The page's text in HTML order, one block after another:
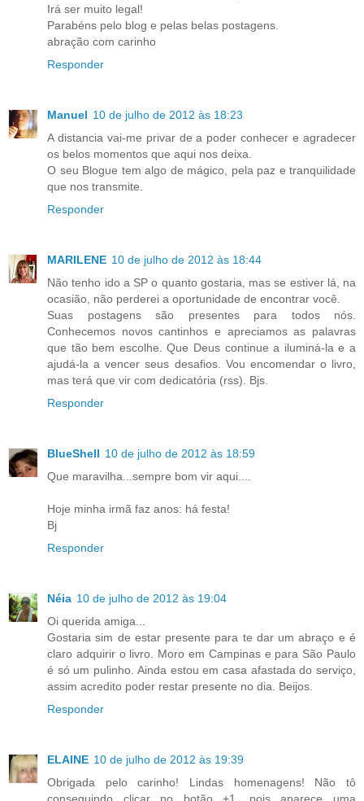
Irá ser muito legal!
Parabéns pelo blog e pelas belas postagens.
abração com carinho
Responder
Manuel 10 de julho de 2012 às 18:23
A distancia vai-me privar de a poder conhecer e agradecer
os belos momentos que aqui nos deixa.
O seu Blogue tem algo de mágico, pela paz e tranquilidade
que nos transmite.
Responder
MARILENE 10 de julho de 2012 às 18:44
Não tenho ido a SP o quanto gostaria, mas se estiver lá, na
ocasião, não perderei a oportunidade de encontrar você.
Suas postagens são presentes para todos nós.
Conhecemos novos cantinhos e apreciamos as palavras
que tão bem escolhe. Que Deus continue a iluminá-la e a
ajudá-la a vencer seus desafios. Vou encomendar o livro,
mas terá que vir com dedicatória (rss). Bjs.
Responder
BlueShell 10 de julho de 2012 às 18:59
Que maravilha...sempre bom vir aqui....
Hoje minha irmã faz anos: há festa!
Bj
Responder
Néia 10 de julho de 2012 às 19:04
Oi querida amiga...
Gostaria sim de estar presente para te dar um abraço e é
claro adquirir o livro. Moro em Campinas e para São Paulo
é só um pulinho. Ainda estou em casa afastada do serviço,
assim acredito poder restar presente no dia. Beijos.
Responder
ELAINE 10 de julho de 2012 às 19:39
Obrigada pelo carinho! Lindas homenagens! Não tô
conseguindo clicar no botão +1, pois aparece uma